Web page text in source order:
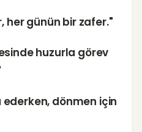
her günün bir zafer."
huzurla görev
dönmen için